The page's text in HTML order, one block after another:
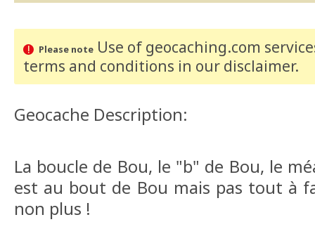
Please noteUse of geocaching.com
terms and conditions in our disclaimer.
Geocache Description:
La boucle de Bou, le "b" de Bou, le
est au bout de Bou mais pas tout à
non plus !